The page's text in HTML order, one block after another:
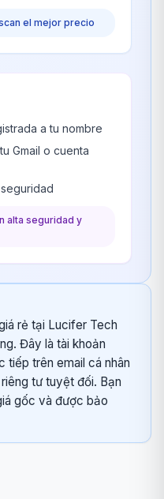
el mejor precio
a tu nombre
Gmail o cuenta
alta seguridad y
rẻ tại Lucifer Tech
Đây là tài khoản
tiếp trên email cá nhân
tư tuyệt đối. Bạn
gốc và được bảo